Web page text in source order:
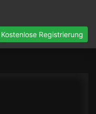
Kostenlose Registrierung